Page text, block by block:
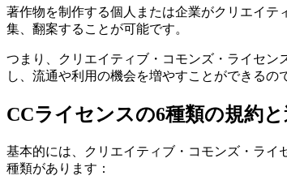
著作物を制作する個人または企業がクリエイ
集、翻案することが可能です。
つまり、クリエイティブ・コモンズ・ライセ
し、流通や利用の機会を増やすことができるの
CCライセンスの6種類の規約
基本的には、クリエイティブ・コモンズ・ラ
種類があります：